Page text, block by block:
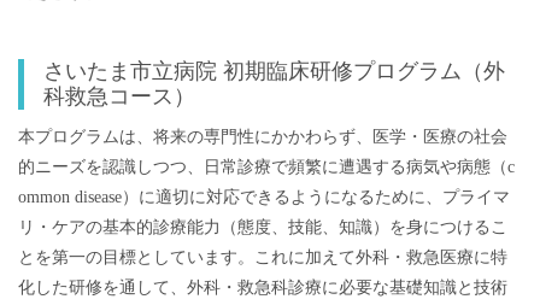
さいたま市立病院 初期臨床研修プログラム（外
科救急コース）
本プログラムは、将来の専門性にかかわらず、医学・医療の社会
的ニーズを認識しつつ、日常診療で頻繁に遭遇する病気や病態（c
ommon disease）に適切に対応できるようになるために、プライマ
リ・ケアの基本的診療能力（態度、技能、知識）を身につけるこ
とを第一の目標としています。これに加えて外科・救急医療に特
化した研修を通して、外科・救急科診療に必要な基礎知識と技術